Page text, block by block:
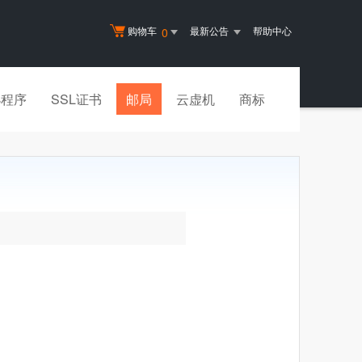
购物车 0 最新公告 帮助中心
序 SSL证书 邮局 云虚机 商标